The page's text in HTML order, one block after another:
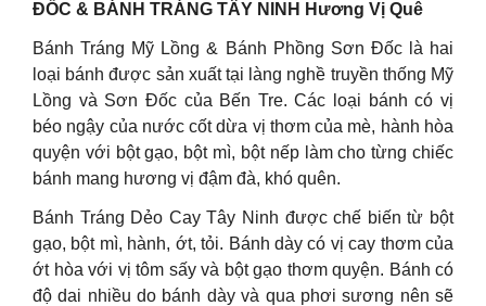
ĐỐC & BÁNH TRÁNG TÂY NINH Hương Vị Quê
Bánh Tráng Mỹ Lồng & Bánh Phồng Sơn Đốc là hai
loại bánh được sản xuất tại làng nghề truyền thống Mỹ
Lồng và Sơn Đốc của Bến Tre. Các loại bánh có vị
béo ngậy của nước cốt dừa vị thơm của mè, hành hòa
quyện với bột gạo, bột mì, bột nếp làm cho từng chiếc
bánh mang hương vị đậm đà, khó quên.
Bánh Tráng Dẻo Cay Tây Ninh được chế biến từ bột
gạo, bột mì, hành, ớt, tỏi. Bánh dày có vị cay thơm của
ớt hòa với vị tôm sấy và bột gạo thơm quyện. Bánh có
độ dai nhiều do bánh dày và qua phơi sương nên sẽ